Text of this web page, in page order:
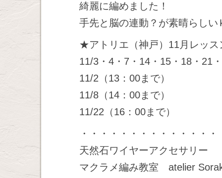
綺麗に編めました！
手先と脳の連動？が素晴らし
★アトリエ（神戸）11月レッ
11/3・4・7・14・15・18・21
11/2（13：00まで）
11/8（14：00まで）
11/22（16：00まで）
・・・・・・・・・・・・・・
天然石ワイヤーアクセサリー
マクラメ編み教室 atelier